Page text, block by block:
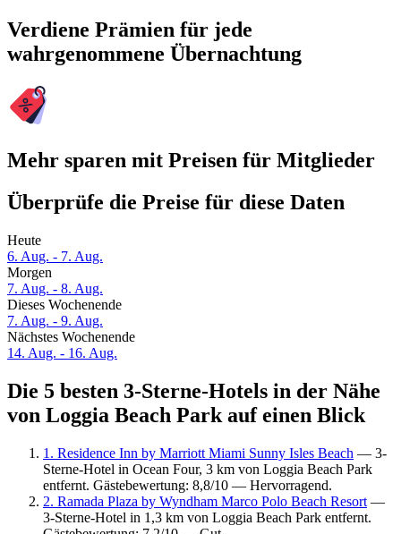
Verdiene Prämien für jede
wahrgenommene Übernachtung
Mehr sparen mit Preisen für Mitglieder
Überprüfe die Preise für diese Daten
Heute
6. Aug. - 7. Aug.
Morgen
7. Aug. - 8. Aug.
Dieses Wochenende
7. Aug. - 9. Aug.
Nächstes Wochenende
14. Aug. - 16. Aug.
Die 5 besten 3-Sterne-Hotels in der Nähe
von Loggia Beach Park auf einen Blick
1. Residence Inn by Marriott Miami Sunny Isles Beach — 3-
Sterne-Hotel in Ocean Four, 3 km von Loggia Beach Park
entfernt. Gästebewertung: 8,8/10 — Hervorragend.
2. Ramada Plaza by Wyndham Marco Polo Beach Resort —
3-Sterne-Hotel in 1,3 km von Loggia Beach Park entfernt.